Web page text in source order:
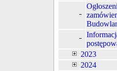
2023
2024